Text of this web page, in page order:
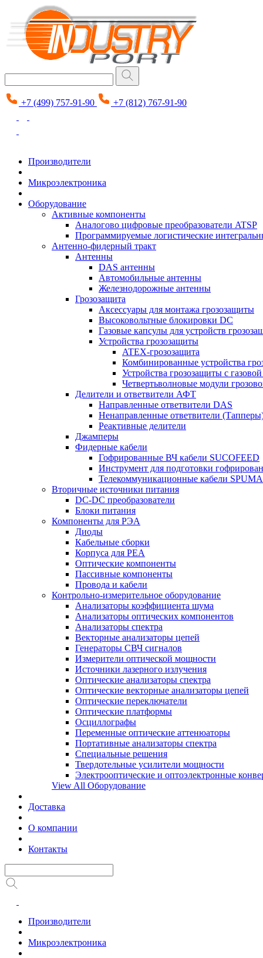
+7 (499) 757-91-90 +7 (812) 767-91-90
Производители
Микроэлектроника
Оборудование
Активные компоненты
Аналогово цифровые преобразователи ATSP
Программируемые логистические
Антенно-фидерный тракт
Антенны
DAS антенны
Автомобильные антенны
Железнодорожные антенны
Грозозащита
Аксессуары для монтажа грозозащиты
Высоковольтные блокировки DC
Газовые капсулы для устройств
Устройства грозозащиты
ATEX-грозозащита
Комбинированные устройства
Устройства грозозащиты с
Четвертьволновые модули
Делители и ответвители АФТ
Направленные ответвители DAS
Ненаправленные ответвители
Реактивные делители
Джамперы
Фидерные кабели
Гофрированные ВЧ кабели SUCOFEED
Инструмент для подготовки
Телекоммуникационные кабели SPUMA
Вторичные источники питания
DC-DC преобразователи
Блоки питания
Компоненты для РЭА
Диоды
Кабельные сборки
Корпуса для РЕА
Оптические компоненты
Пассивные компоненты
Провода и кабели
Контрольно-измерительное оборудование
Анализаторы коэффициента шума
Анализаторы оптических компонентов
Анализаторы спектра
Векторные анализаторы цепей
Генераторы СВЧ сигналов
Измерители оптической мощности
Источники лазерного излучения
Оптические анализаторы спектра
Оптические векторные анализаторы цепей
Оптические переключатели
Оптические платформы
Осциллографы
Переменные оптические аттенюаторы
Портативные анализаторы спектра
Специальные решения
Твердотельные усилители мощности
Электрооптические и оптоэлектронные
View All Оборудование
Доставка
О компании
Контакты
Производители
Микроэлектроника